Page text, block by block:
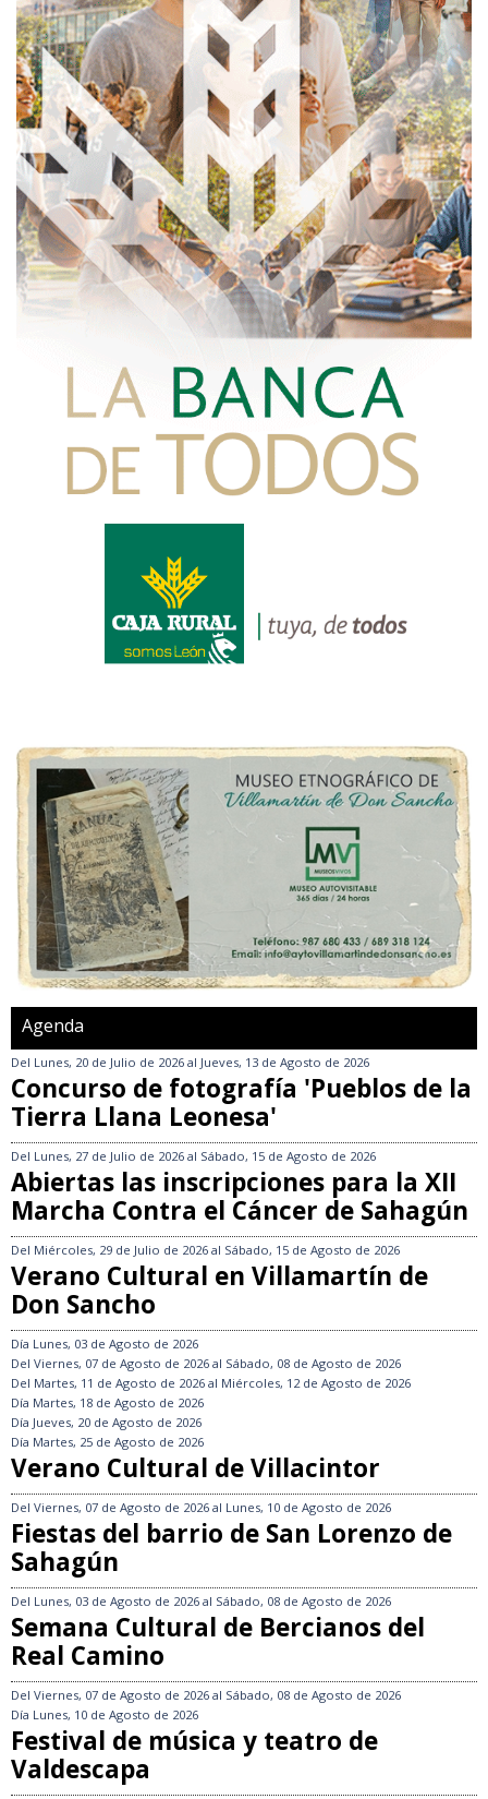
Agenda
Del Lunes, 20 de Julio de 2026 al Jueves, 13 de Agosto de 2026
Concurso de fotografía 'Pueblos de la
Tierra Llana Leonesa'
Del Lunes, 27 de Julio de 2026 al Sábado, 15 de Agosto de 2026
Abiertas las inscripciones para la XII
Marcha Contra el Cáncer de Sahagún
Del Miércoles, 29 de Julio de 2026 al Sábado, 15 de Agosto de 2026
Verano Cultural en Villamartín de
Don Sancho
Día Lunes, 03 de Agosto de 2026
Del Viernes, 07 de Agosto de 2026 al Sábado, 08 de Agosto de 2026
Del Martes, 11 de Agosto de 2026 al Miércoles, 12 de Agosto de 2026
Día Martes, 18 de Agosto de 2026
Día Jueves, 20 de Agosto de 2026
Día Martes, 25 de Agosto de 2026
Verano Cultural de Villacintor
Del Viernes, 07 de Agosto de 2026 al Lunes, 10 de Agosto de 2026
Fiestas del barrio de San Lorenzo de
Sahagún
Del Lunes, 03 de Agosto de 2026 al Sábado, 08 de Agosto de 2026
Semana Cultural de Bercianos del
Real Camino
Del Viernes, 07 de Agosto de 2026 al Sábado, 08 de Agosto de 2026
Día Lunes, 10 de Agosto de 2026
Festival de música y teatro de
Valdescapa